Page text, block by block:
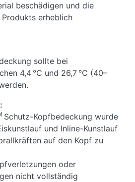
beschädigen und die
erheblich
sollte bei
4,4 °C und 26,7 °C (40–
Schutz-Kopfbedeckung wurde
und Inline-Kunstlauf
auf den Kopf zu
oder
nicht vollständig